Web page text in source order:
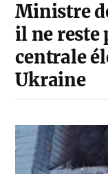
Ministre
il ne reste
centrale
Ukraine